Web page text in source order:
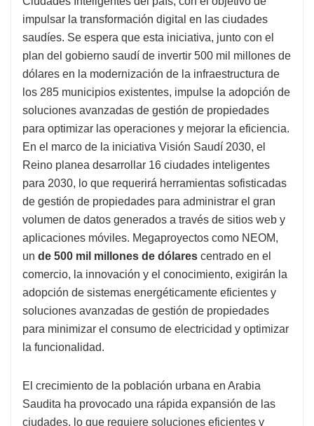
impulsar la transformación digital en las ciudades
saudíes. Se espera que esta iniciativa, junto con el
plan del gobierno saudí de invertir 500 mil millones de
dólares en la modernización de la infraestructura de
los 285 municipios existentes, impulse la adopción de
soluciones avanzadas de gestión de propiedades
para optimizar las operaciones y mejorar la eficiencia.
En el marco de la iniciativa Visión Saudí 2030, el
Reino planea desarrollar 16 ciudades inteligentes
para 2030, lo que requerirá herramientas sofisticadas
de gestión de propiedades para administrar el gran
volumen de datos generados a través de sitios web y
aplicaciones móviles. Megaproyectos como NEOM,
un de 500 mil millones de dólares centrado en el
comercio, la innovación y el conocimiento, exigirán la
adopción de sistemas energéticamente eficientes y
soluciones avanzadas de gestión de propiedades
para minimizar el consumo de electricidad y optimizar
la funcionalidad.
El crecimiento de la población urbana en Arabia
Saudita ha provocado una rápida expansión de las
ciudades, lo que requiere soluciones eficientes y